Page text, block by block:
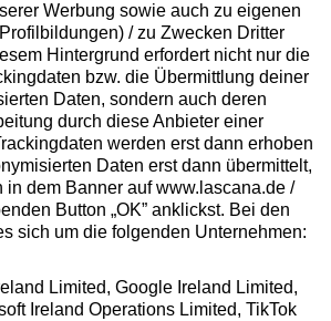
Versandkosten
Werbung sowie auch zu eigenen
/ zu Zwecken Dritter
Hintergrund erfordert nicht nur die
bzw. die Übermittlung deiner
Daten, sondern auch deren
durch diese Anbieter einer
werden erst dann erhoben
Daten erst dann übermittelt,
in dem Banner auf www.lascana.de /
Button „OK” anklickst. Bei den
sich um die folgenden Unternehmen:
Limited, Google Ireland Limited,
Ireland Operations Limited, TikTok